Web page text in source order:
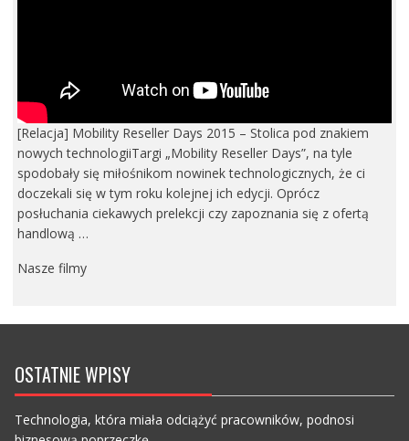
[Relacja] Mobility Reseller Days 2015 – Stolica pod znakiem
nowych technologiiTargi „Mobility Reseller Days”, na tyle
spodobały się miłośnikom nowinek technologicznych, że ci
doczekali się w tym roku kolejnej ich edycji. Oprócz
posłuchania ciekawych prelekcji czy zapoznania się z ofertą
handlową …
Nasze filmy
OSTATNIE WPISY
Technologia, która miała odciążyć pracowników, podnosi